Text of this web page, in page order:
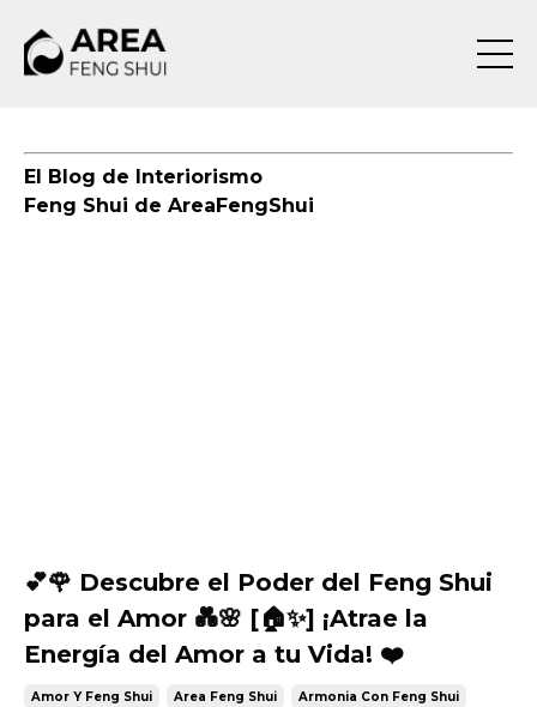
El Blog de Interiorismo
Feng Shui de AreaFengShui
💕🌹 Descubre el Poder del Feng Shui
para el Amor 💑🌸 [🏠✨] ¡Atrae la
Energía del Amor a tu Vida! ❤️
Amor Y Feng Shui Area Feng Shui Armonia Con Feng Shui